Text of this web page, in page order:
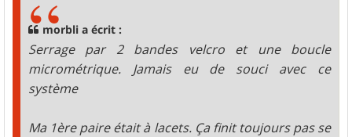
morbli a écrit :
Serrage par 2 bandes velcro et une boucle
micrométrique. Jamais eu de souci avec ce
système
Ma 1ère paire était à lacets. Ça finit toujours pas se